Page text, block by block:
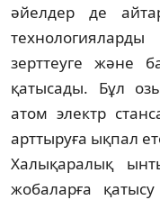
әйелдер де
зерттеуге және
қатысады. Бұл
атом электр
арттыруға ықпал
Халықаралық
жобаларға